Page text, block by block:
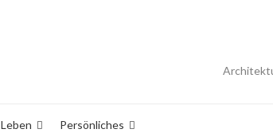
Persönliches